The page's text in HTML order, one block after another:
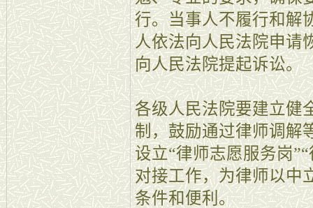
行。当事人不履行和解
人依法向人民法院申请
向人民法院提起诉讼。
各级人民法院要建立健
制，鼓励通过律师调解
设立“律师志愿服务岗
对接工作，为律师以中
条件和便利。